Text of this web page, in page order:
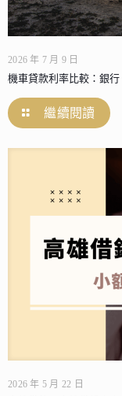
2026 年 7 月 9 日
機車貸款利率比較：銀
繼續閱讀
2026 年 5 月 22 日